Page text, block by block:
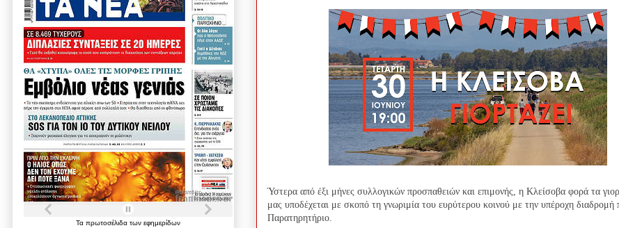
Ύστερα από έξι μήνες συλλογικών προσπαθειών και επιμονής, η Κλείσοβα φορά τα
μας υποδέχεται με σκοπό τη γνωριμία του ευρύτερου κοινού με την υπέροχη διαδρομή
Παρατηρητήριο.
Τα πρωτοσέλιδα των εφημερίδων